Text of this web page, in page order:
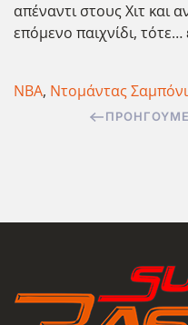
απέναντι στους Χιτ και
επόμενο παιχνίδι,
NBA, Ντομάντας